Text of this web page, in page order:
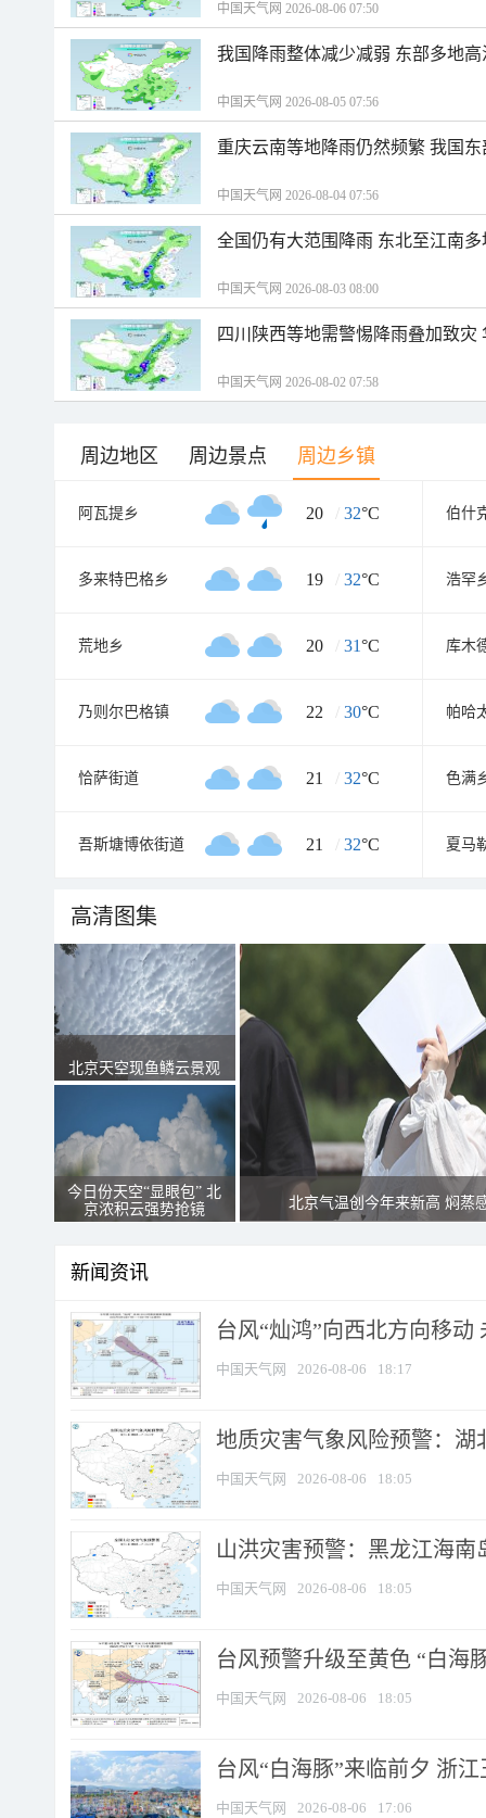
中国天气网 2026-08-06 07:50
我国降雨整体减少减弱 东部多地
中国天气网 2026-08-05 07:56
重庆云南等地降雨仍然频繁 我国
中国天气网 2026-08-04 07:56
全国仍有大范围降雨 东北至江南
中国天气网 2026-08-03 08:00
四川陕西等地需警惕降雨叠加致
中国天气网 2026-08-02 07:58
周边地区 周边景点 周边乡镇
阿瓦提乡 20 / 32°C 伯什
多来特巴格乡 19 / 32°C 浩罕
荒地乡 20 / 31°C 库木
乃则尔巴格镇 22 / 30°C 帕哈
恰萨街道 21 / 32°C 色满
吾斯塘博依街道 21 / 32°C 夏马
高清图集
北京天空现鱼鳞云景观
今日份天空“显眼包” 北
京浓积云强势抢镜
北京气温创今年来新高 焖蒸
新闻资讯
台风“灿鸿”向西北方向移动
中国天气网 2026-08-06 18:17
地质灾害气象风险预警：湖
中国天气网 2026-08-06 18:05
山洪灾害预警：黑龙江海
中国天气网 2026-08-06 18:05
台风预警升级至黄色 “白海
中国天气网 2026-08-06 18:05
台风“白海豚”来临前夕 浙
中国天气网 2026-08-06 17:06